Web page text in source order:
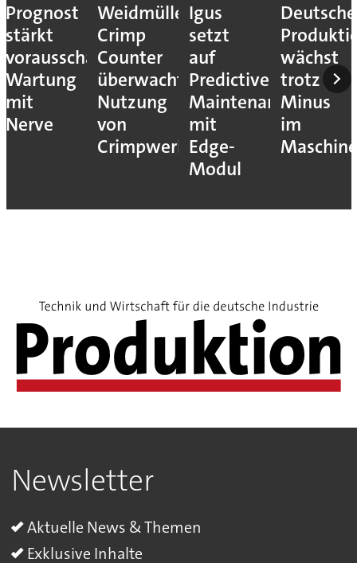
Prognost
stärkt
vorausschauende
Wartung
mit
Nerve
Weidmüller:
Crimp
Counter
überwacht
Nutzung
von
Crimpwerkzeugen
Igus
setzt
auf
Predictive
Maintenance
mit
Edge-
Modul
Deutsche
wächst
trotz
Minus
im
Newsletter
Aktuelle News & Themen
Exklusive Inhalte